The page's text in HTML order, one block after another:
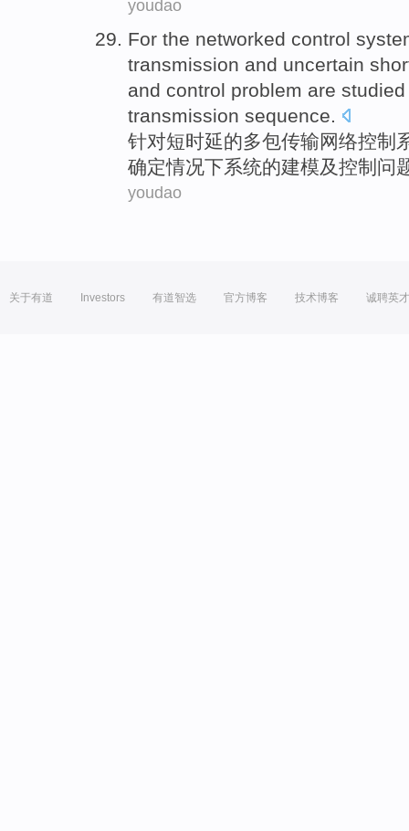
youdao
For the networked control
transmission and uncertain
and control problem are studied
transmission sequence.
针对短时延的多包传输网络控制
确定情况下系统的建模及控制 问
youdao
关于有道 Investors 有道智选 官方博客 技术博客 诚聘英才